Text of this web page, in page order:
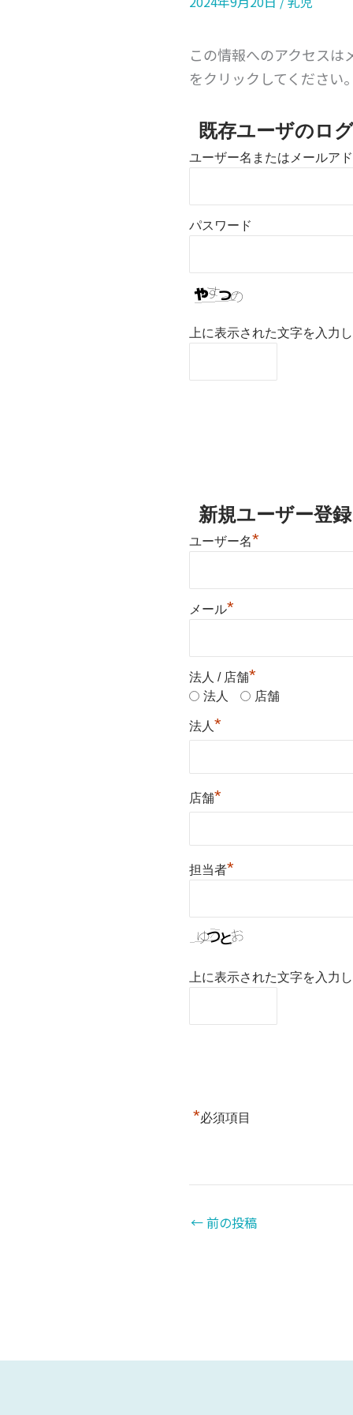
この情報へのアクセス
をクリックしてください
既存ユーザのロ
ユーザー名またはメールア
パスワード
上に表示された文字を入力
新規ユーザー登録
ユーザー名*
メール*
法人 / 店舗*
法人 店舗
法人 *
店舗*
担当者*
上に表示された文字を入力
*必須項目
←前の投稿